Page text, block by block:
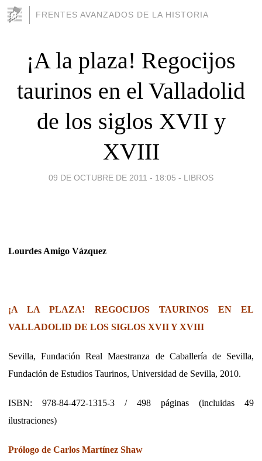
FRENTES AVANZADOS DE LA HISTORIA
¡A la plaza! Regocijos
taurinos en el Valladolid
de los siglos XVII y
XVIII
09 DE OCTUBRE DE 2011 - 18:05 - LIBROS
Lourdes Amigo Vázquez
¡A LA PLAZA! REGOCIJOS TAURINOS EN EL
VALLADOLID DE LOS SIGLOS XVII Y XVIII
Sevilla, Fundación Real Maestranza de Caballería de Sevilla,
Fundación de Estudios Taurinos, Universidad de Sevilla, 2010.
ISBN: 978-84-472-1315-3 / 498 páginas (incluidas 49
ilustraciones)
Prólogo de Carlos Martínez Shaw